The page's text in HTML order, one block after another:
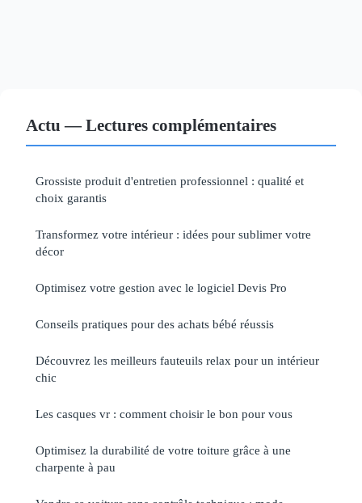
Actu — Lectures complémentaires
Grossiste produit d'entretien professionnel : qualité et
choix garantis
Transformez votre intérieur : idées pour sublimer votre
décor
Optimisez votre gestion avec le logiciel Devis Pro
Conseils pratiques pour des achats bébé réussis
Découvrez les meilleurs fauteuils relax pour un intérieur
chic
Les casques vr : comment choisir le bon pour vous
Optimisez la durabilité de votre toiture grâce à une
charpente à pau